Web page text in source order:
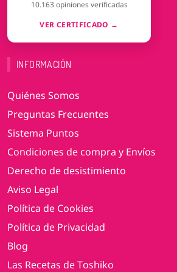
10.163 opiniones verificadas
VER CERTIFICADO →
INFORMACIÓN
Quiénes Somos
Preguntas Frecuentes
Sistema Puntos
Condiciones de compra y Envíos
Derecho de desistimiento
Aviso Legal
Política de Cookies
Política de Privacidad
Blog
Las Recetas de Toshiko